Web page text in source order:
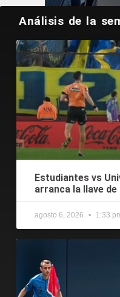
Análisis de la
Estudiantes vs
arranca la llave
agosto 6, 2026 1:33